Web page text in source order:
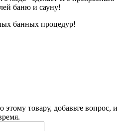
баню и сауну!
банных процедур!
товару, добавьте вопрос, и